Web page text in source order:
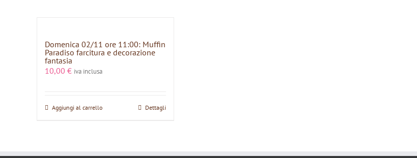
Domenica 02/11 ore 11:00: Muffin
Paradiso farcitura e decorazione
fantasia
10,00 € iva inclusa
Aggiungi al carrello Dettagli